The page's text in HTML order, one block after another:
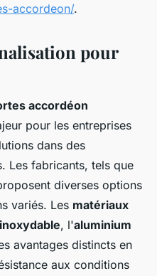
accordeon/.
pour
accordéon
pour les entreprises
dans des
Les fabricants, tels que
diverses options
variés. Les matériaux
, l'aluminium
avantages distincts en
aux conditions